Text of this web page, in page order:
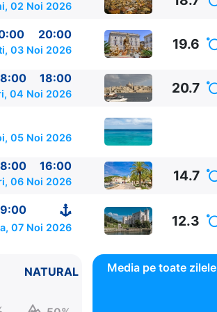
02 Noi 2026
20:00
03 Noi 2026 19.6
18:00
04 Noi 2026 20.7
05 Noi 2026
16:00
06 Noi 2026 14.7
07 Noi 2026 12.3
NATURAL Media pe toate zilele